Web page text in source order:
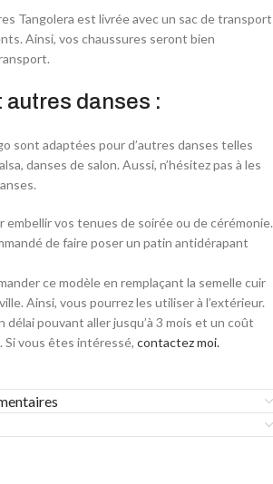
Tangolera est livrée avec un sac de transport
Ainsi, vos chaussures seront bien
autres danses :
sont adaptées pour d’autres danses telles
danses de salon. Aussi, n’hésitez pas à les
embellir vos tenues de soirée ou de cérémonie.
de faire poser un patin antidérapant
ce modèle en remplaçant la semelle cuir
Ainsi, vous pourrez les utiliser à l’extérieur.
délai pouvant aller jusqu’à 3 mois et un coût
Si vous êtes intéressé, contactez moi.